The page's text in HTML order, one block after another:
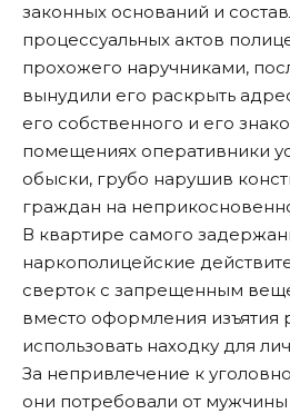
законных оснований и
процессуальных актов
прохожего наручниками,
вынудили его раскрыть
его собственного и его
помещениях оперативники
обыски, грубо нарушив
граждан на
В квартире самого
наркополицейские
сверток с запрещенным
вместо оформления изъятия
использовать находку для
За непривлечение к
они потребовали от